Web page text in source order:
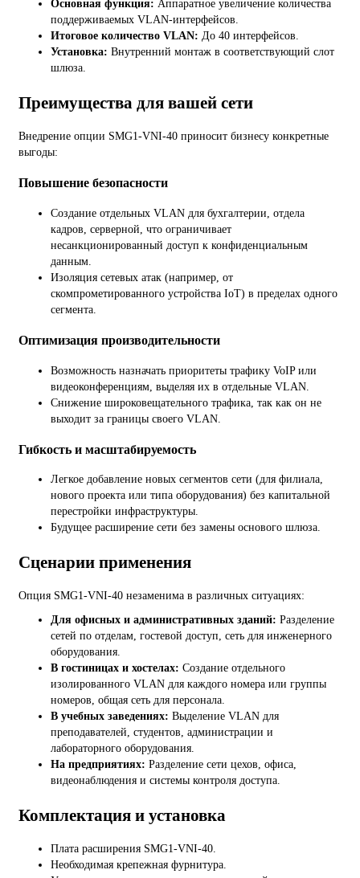
Основная функция: Аппаратное увеличение количества
поддерживаемых VLAN-интерфейсов.
Итоговое количество VLAN: До 40 интерфейсов.
Установка: Внутренний монтаж в соответствующий слот
шлюза.
Преимущества для вашей сети
Внедрение опции SMG1-VNI-40 приносит бизнесу конкретные
выгоды:
Повышение безопасности
Создание отдельных VLAN для бухгалтерии, отдела
кадров, серверной, что ограничивает
несанкционированный доступ к конфиденциальным
данным.
Изоляция сетевых атак (например, от
скомпрометированного устройства IoT) в пределах одного
сегмента.
Оптимизация производительности
Возможность назначать приоритеты трафику VoIP или
видеоконференциям, выделяя их в отдельные VLAN.
Снижение широковещательного трафика, так как он не
выходит за границы своего VLAN.
Гибкость и масштабируемость
Легкое добавление новых сегментов сети (для филиала,
нового проекта или типа оборудования) без капитальной
перестройки инфраструктуры.
Будущее расширение сети без замены основого шлюза.
Сценарии применения
Опция SMG1-VNI-40 незаменима в различных ситуациях:
Для офисных и административных зданий: Разделение
сетей по отделам, гостевой доступ, сеть для инженерного
оборудования.
В гостиницах и хостелах: Создание отдельного
изолированного VLAN для каждого номера или группы
номеров, общая сеть для персонала.
В учебных заведениях: Выделение VLAN для
преподавателей, студентов, администрации и
лабораторного оборудования.
На предприятиях: Разделение сети цехов, офиса,
видеонаблюдения и системы контроля доступа.
Комплектация и установка
Плата расширения SMG1-VNI-40.
Необходимая крепежная фурнитура.